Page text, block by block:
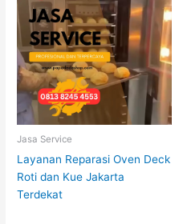
Jasa Service
Layanan Reparasi Oven Deck
Roti dan Kue Jakarta
Terdekat